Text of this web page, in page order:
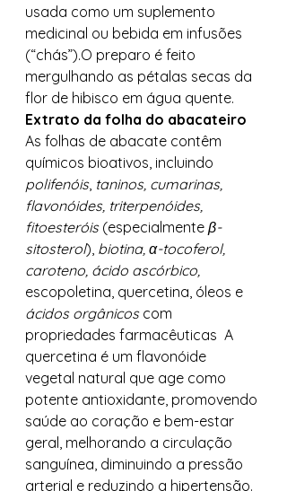
usada como um suplemento
medicinal ou bebida em infusões
(“chás”).O preparo é feito
mergulhando as pétalas secas da
flor de hibisco em água quente.
Extrato da folha do abacateiro
As folhas de abacate contêm
químicos bioativos, incluindo
polifenóis, taninos, cumarinas,
flavonóides, triterpenóides,
fitoesteróis (especialmente β-
sitosterol), biotina, α-tocoferol,
caroteno, ácido ascórbico,
escopoletina, quercetina, óleos e
ácidos orgânicos com
propriedades farmacêuticas  A
quercetina é um flavonóide
vegetal natural que age como
potente antioxidante, promovendo
saúde ao coração e bem-estar
geral, melhorando a circulação
sanguínea, diminuindo a pressão
arterial e reduzindo a hipertensão.